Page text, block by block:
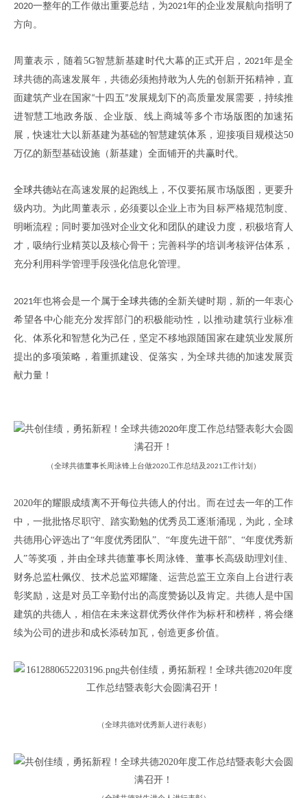
2020一整年的工作做出重要总结，为2021年的企业发展航向指明 了
方向 。
周董表示 ， 随着5G智慧新基建时代大幕的正式开启 ， 2021年是全
球共德的高速发展年， 共德必须抱持敢为人先的创新开拓精神 ，直
面建筑产业在国家“十四五”发展规划下的高质量发展需要 ， 持续推
进智慧工地政务版 、企业版 、 线上商城等多个市场版图 的加速拓
展 ，快速壮大以新基建为基础的智慧建筑体系 ， 迎接项目规模达50
万亿的新型基础设施（新基建）全面铺开的共赢时代。
全球共德站在高速发展的起跑线上 ，不仅要拓展市场版图 ， 更要升
级内功。 为此周董表示， 必须要以企业上市为目标严格规范制度、
明晰流程；同时要加强对企业文化和团队的建设力度，积极培育人
才 ，吸纳行业精英以及核心骨干 ； 完善科学的培训考核评估体系，
充分利用科学管理手段强化信息化管理。
2021年也将会是一个属于全球共德的全新关键时期， 新的一年衷心
希望各中心能充分发挥部门的积极能动性， 以推动建筑行业标准
化、体系化和智慧化为己任， 坚定不移地跟随国家在建筑业发展所
提出的多项策略 ， 着重抓建设、促落实，为全球共德的加速发展贡
献力量 ！
（全球共德董事长周泳锋上台做2020工作总结及2021工作计划 ）
2020年的耀眼成绩离不开每位共德人的付出 。 而 在过去一年的工作
中，一批批恪尽职守、踏实勤勉的优秀员工逐渐涌现， 为此， 全球
共德用心评选出了“年度优秀团队”、 “年度先进干部”、 “年度优秀新
人”等奖项 ， 并由全球共德董事长周泳锋、董事长高级助理刘佳、
财务总监杜佩仪、技术总监邓耀隆、运营总监王立亲自上台进行表
彰奖励 ，这是对员工辛勤付出的高度赞扬以及肯定。 共德人是中国
建筑的共德人 ， 相信在未来这群优秀伙伴作为标杆和榜样， 将会继
续为公司 的进步和成长添砖加瓦， 创造更多价值。
（全球共德对优秀新人进行表彰）